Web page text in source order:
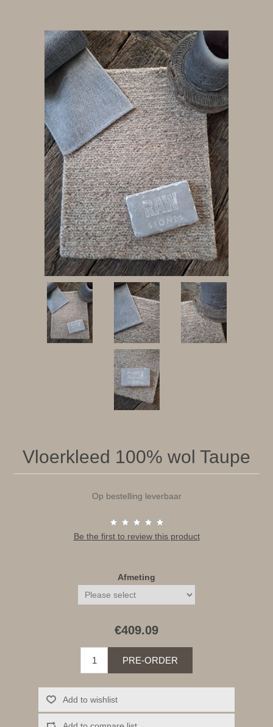
Vloerkleed 100% wol Taupe
Op bestelling leverbaar
Be the first to review this product
Afmeting
€409.09
PRE-ORDER
Add to wishlist